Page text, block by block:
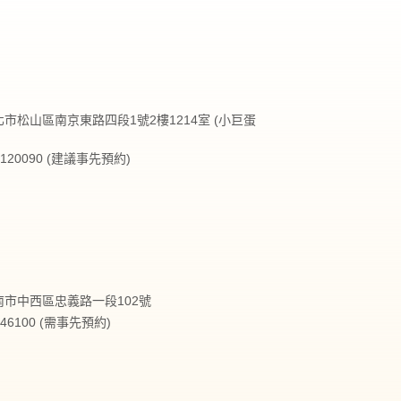
市松山區南京東路四段1號2樓1214室 (小巨蛋
(建議事先預約)
市中西區忠義路一段102號
(需事先預約)